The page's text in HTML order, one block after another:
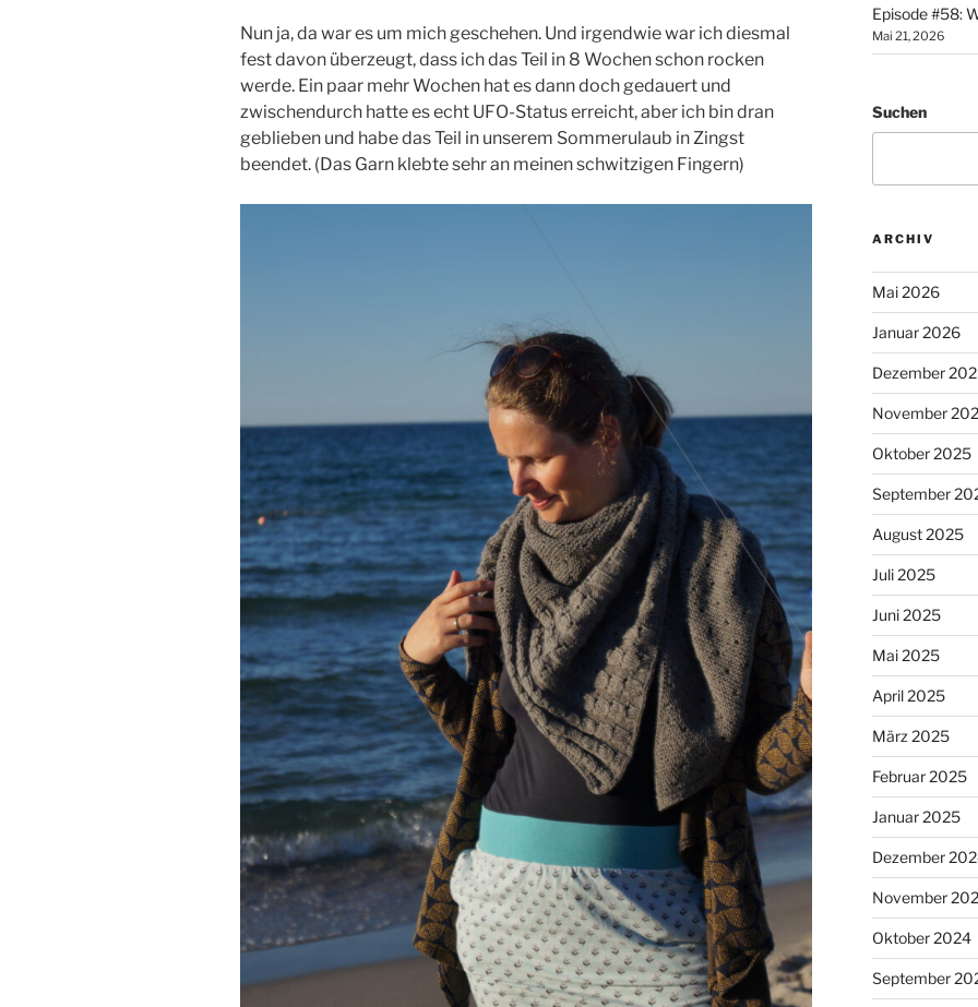
Nun ja, da war es um mich geschehen. Und irgendwie war ich diesmal
fest davon überzeugt, dass ich das Teil in 8 Wochen schon rocken
werde. Ein paar mehr Wochen hat es dann doch gedauert und
zwischendurch hatte es echt UFO-Status erreicht, aber ich bin dran
geblieben und habe das Teil in unserem Sommerulaub in Zingst
beendet. (Das Garn klebte sehr an meinen schwitzigen Fingern)
Episode #58:
Mai 21, 2026
Suchen
ARCHIV
Mai 2026
Januar 2026
Dezember
November
Oktober 2025
September
August 2025
Juli 2025
Juni 2025
Mai 2025
April 2025
März 2025
Februar 2025
Januar 2025
Dezember
November
Oktober 2024
September